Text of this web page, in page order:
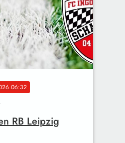
06:32
RB Leipzig